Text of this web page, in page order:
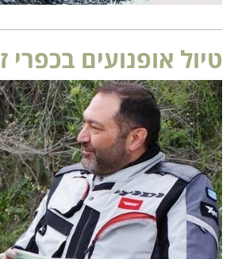
אופנועים בכפרי זגוריה